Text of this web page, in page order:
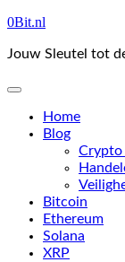
Skip
content
0Bit.nl
Jouw Sleutel tot
Home
Blog
Crypto
Bitcoin
Ethereum
Solana
XRP